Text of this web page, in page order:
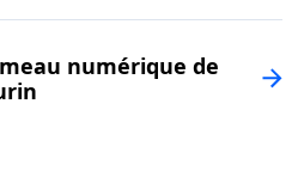
numérique de